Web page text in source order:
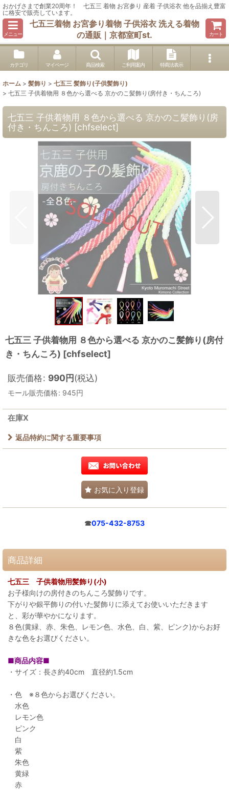
おかげさまで創業20周年！ 七五三 着物 お宮参り 産着 子供浴衣 他を品揃え豊富
に格安で販売しています。
メニュー
七五三着物 お宮参り着物 子供浴衣 洗える着物
の通販｜京都室町st.
カート
カテゴリ マイページ 商品検索 ご利用案内 特商法表示
ホーム > 髪飾り > 七五三 髪飾り(子供髪飾り)
> 七五三 子供着物用 ８色から選べる 京かのこ髪飾り(房付き・ちんころ)
七五三 子供着物用 ８色から選べる 京かのこ髪飾り(房
付き・ちんころ) [chfselect]
七五三 子供着物用 ８色から選べる 京かのこ髪飾り(房付
き・ちんころ) [chfselect]
販売価格: 990円(税込)
モール販売価格: 945円
在庫X
返品特約に関する重要事項
お気に入り登録
☎075-432-8753
商品詳細
七五三 子供着物用髪飾り(小)
お子様向けの房付きのちんころ髪飾りです。
下がりや銀平飾りの付いた髪飾りに添えてお使いいただきます
と、彩が華やかになります。
８色(黄緑、赤、朱色、レモン色、水色、白、紫、ピンク)からお好
きな色をお選びください。
■商品内容■
・サイズ：長さ約40cm 直径約1.5cm
・色 ※８色からお選びください。
水色
レモン色
ピンク
白
紫
朱色
黄緑
赤